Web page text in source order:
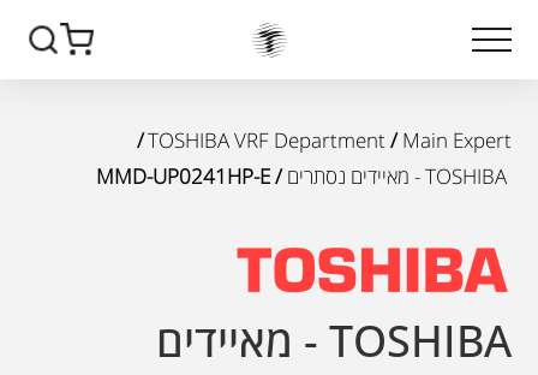
Main Expert
/
TOSHIBA VRF Department
/
TOSHIBA - מאיידים נסתרים
/ MMD-UP0241HP-E
TOSHIBA - מאיידים